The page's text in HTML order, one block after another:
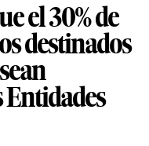
el 30% de
destinados
Entidades